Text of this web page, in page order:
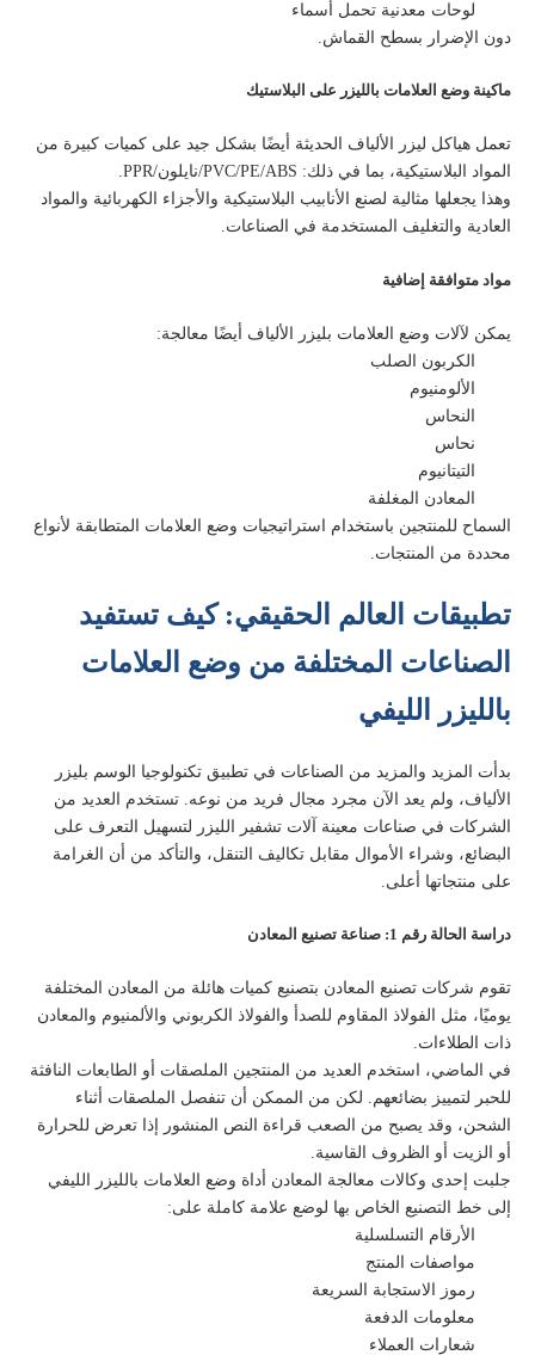
لوحات معدنية تحمل أسماء
دون الإضرار بسطح القماش.
ماكينة وضع العلامات بالليزر على البلاستيك
تعمل هياكل ليزر الألياف الحديثة أيضًا بشكل جيد على كميات كبيرة من
المواد البلاستيكية، بما في ذلك: PVC/PE/ABS/نايلون/PPR.
وهذا يجعلها مثالية لصنع الأنابيب البلاستيكية والأجزاء الكهربائية والمواد
العادية والتغليف المستخدمة في الصناعات.
مواد متوافقة إضافية
يمكن لآلات وضع العلامات بليزر الألياف أيضًا معالجة:
الكربون الصلب
الألومنيوم
النحاس
نحاس
التيتانيوم
المعادن المغلفة
السماح للمنتجين باستخدام استراتيجيات وضع العلامات المتطابقة لأنواع
محددة من المنتجات.
تطبيقات العالم الحقيقي: كيف تستفيد
الصناعات المختلفة من وضع العلامات
بالليزر الليفي
بدأت المزيد والمزيد من الصناعات في تطبيق تكنولوجيا الوسم بليزر
الألياف، ولم يعد الآن مجرد مجال فريد من نوعه. تستخدم العديد من
الشركات في صناعات معينة آلات تشفير الليزر لتسهيل التعرف على
البضائع، وشراء الأموال مقابل تكاليف التنقل، والتأكد من أن الغرامة
على منتجاتها أعلى.
دراسة الحالة رقم 1: صناعة تصنيع المعادن
تقوم شركات تصنيع المعادن بتصنيع كميات هائلة من المعادن المختلفة
يوميًا، مثل الفولاذ المقاوم للصدأ والفولاذ الكربوني والألمنيوم والمعادن
ذات الطلاءات.
في الماضي، استخدم العديد من المنتجين الملصقات أو الطابعات النافثة
للحبر لتمييز بضائعهم. لكن من الممكن أن تنفصل الملصقات أثناء
الشحن، وقد يصبح من الصعب قراءة النص المنشور إذا تعرض للحرارة
أو الزيت أو الظروف القاسية.
جلبت إحدى وكالات معالجة المعادن أداة وضع العلامات بالليزر الليفي
إلى خط التصنيع الخاص بها لوضع علامة كاملة على:
الأرقام التسلسلية
مواصفات المنتج
رموز الاستجابة السريعة
معلومات الدفعة
شعارات العملاء